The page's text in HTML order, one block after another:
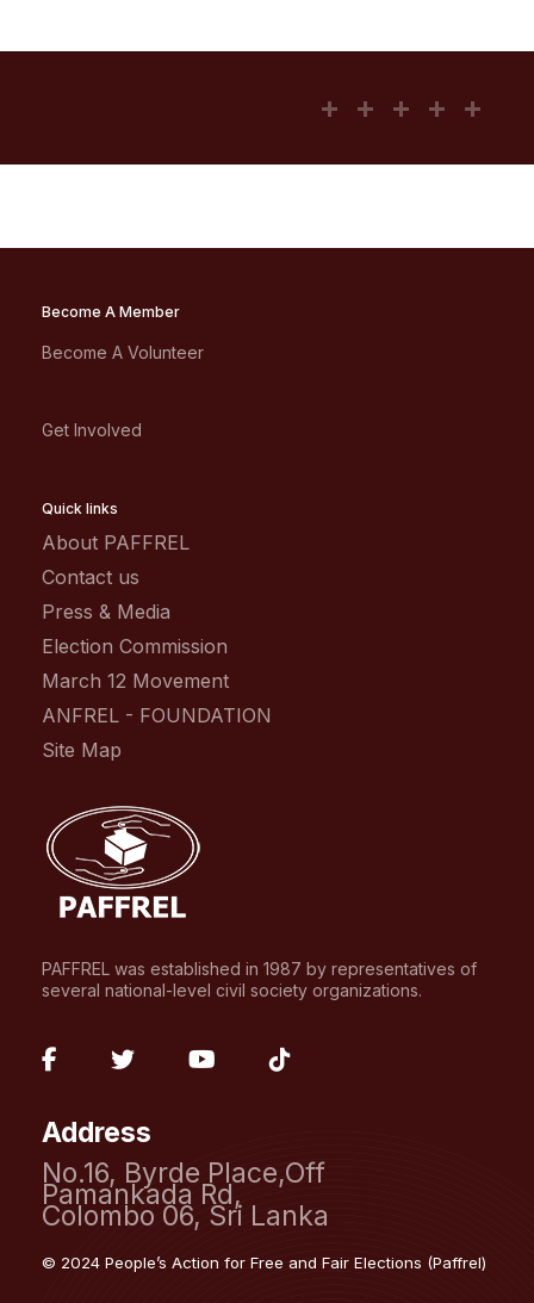
Become A Member
Become A Volunteer
Get Involved
Quick links
About PAFFREL
Contact us
Press & Media
Election Commission
March 12 Movement
ANFREL - FOUNDATION
Site Map
PAFFREL was established in 1987 by representatives of
several national-level civil society organizations.
facebook-
f
fab
twitter
fab
Address
No.16, Byrde Place,Off
Pamankada Rd,
Colombo 06, Sri Lanka
© 2024 People’s Action for Free and Fair Elections (Paffrel)